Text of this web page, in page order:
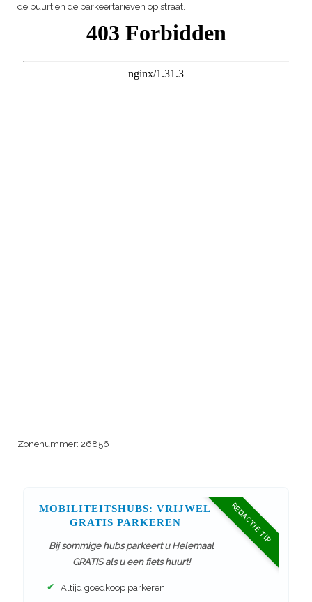
de buurt en de parkeertarieven op straat.
Zonenummer: 26856
REDACTIE TIP
MOBILITEITSHUBS: VRIJWEL
GRATIS PARKEREN
Bij sommige hubs parkeert u Helemaal
GRATIS als u een fiets huurt!
✔ Altijd goedkoop parkeren